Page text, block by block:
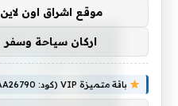
موقع اشراق اون لاين
اركان سياحة وسفر
باقة متميزة VIP (كود: AA26790):